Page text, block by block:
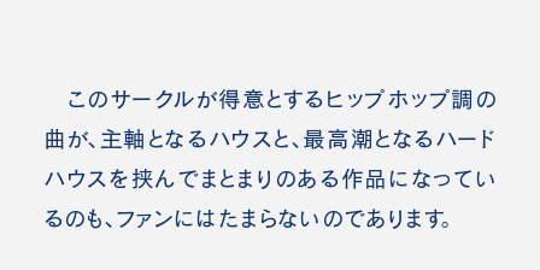
このサークルが得意とするヒップホップ調の
曲が、主軸となるハウスと、最高潮となるハード
ハウスを挟んでまとまりのある作品になってい
るのも、ファンにはたまらないのであります。